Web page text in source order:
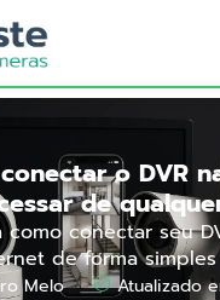
o DVR
de
como conectar seu
de forma
Melo Atualizado